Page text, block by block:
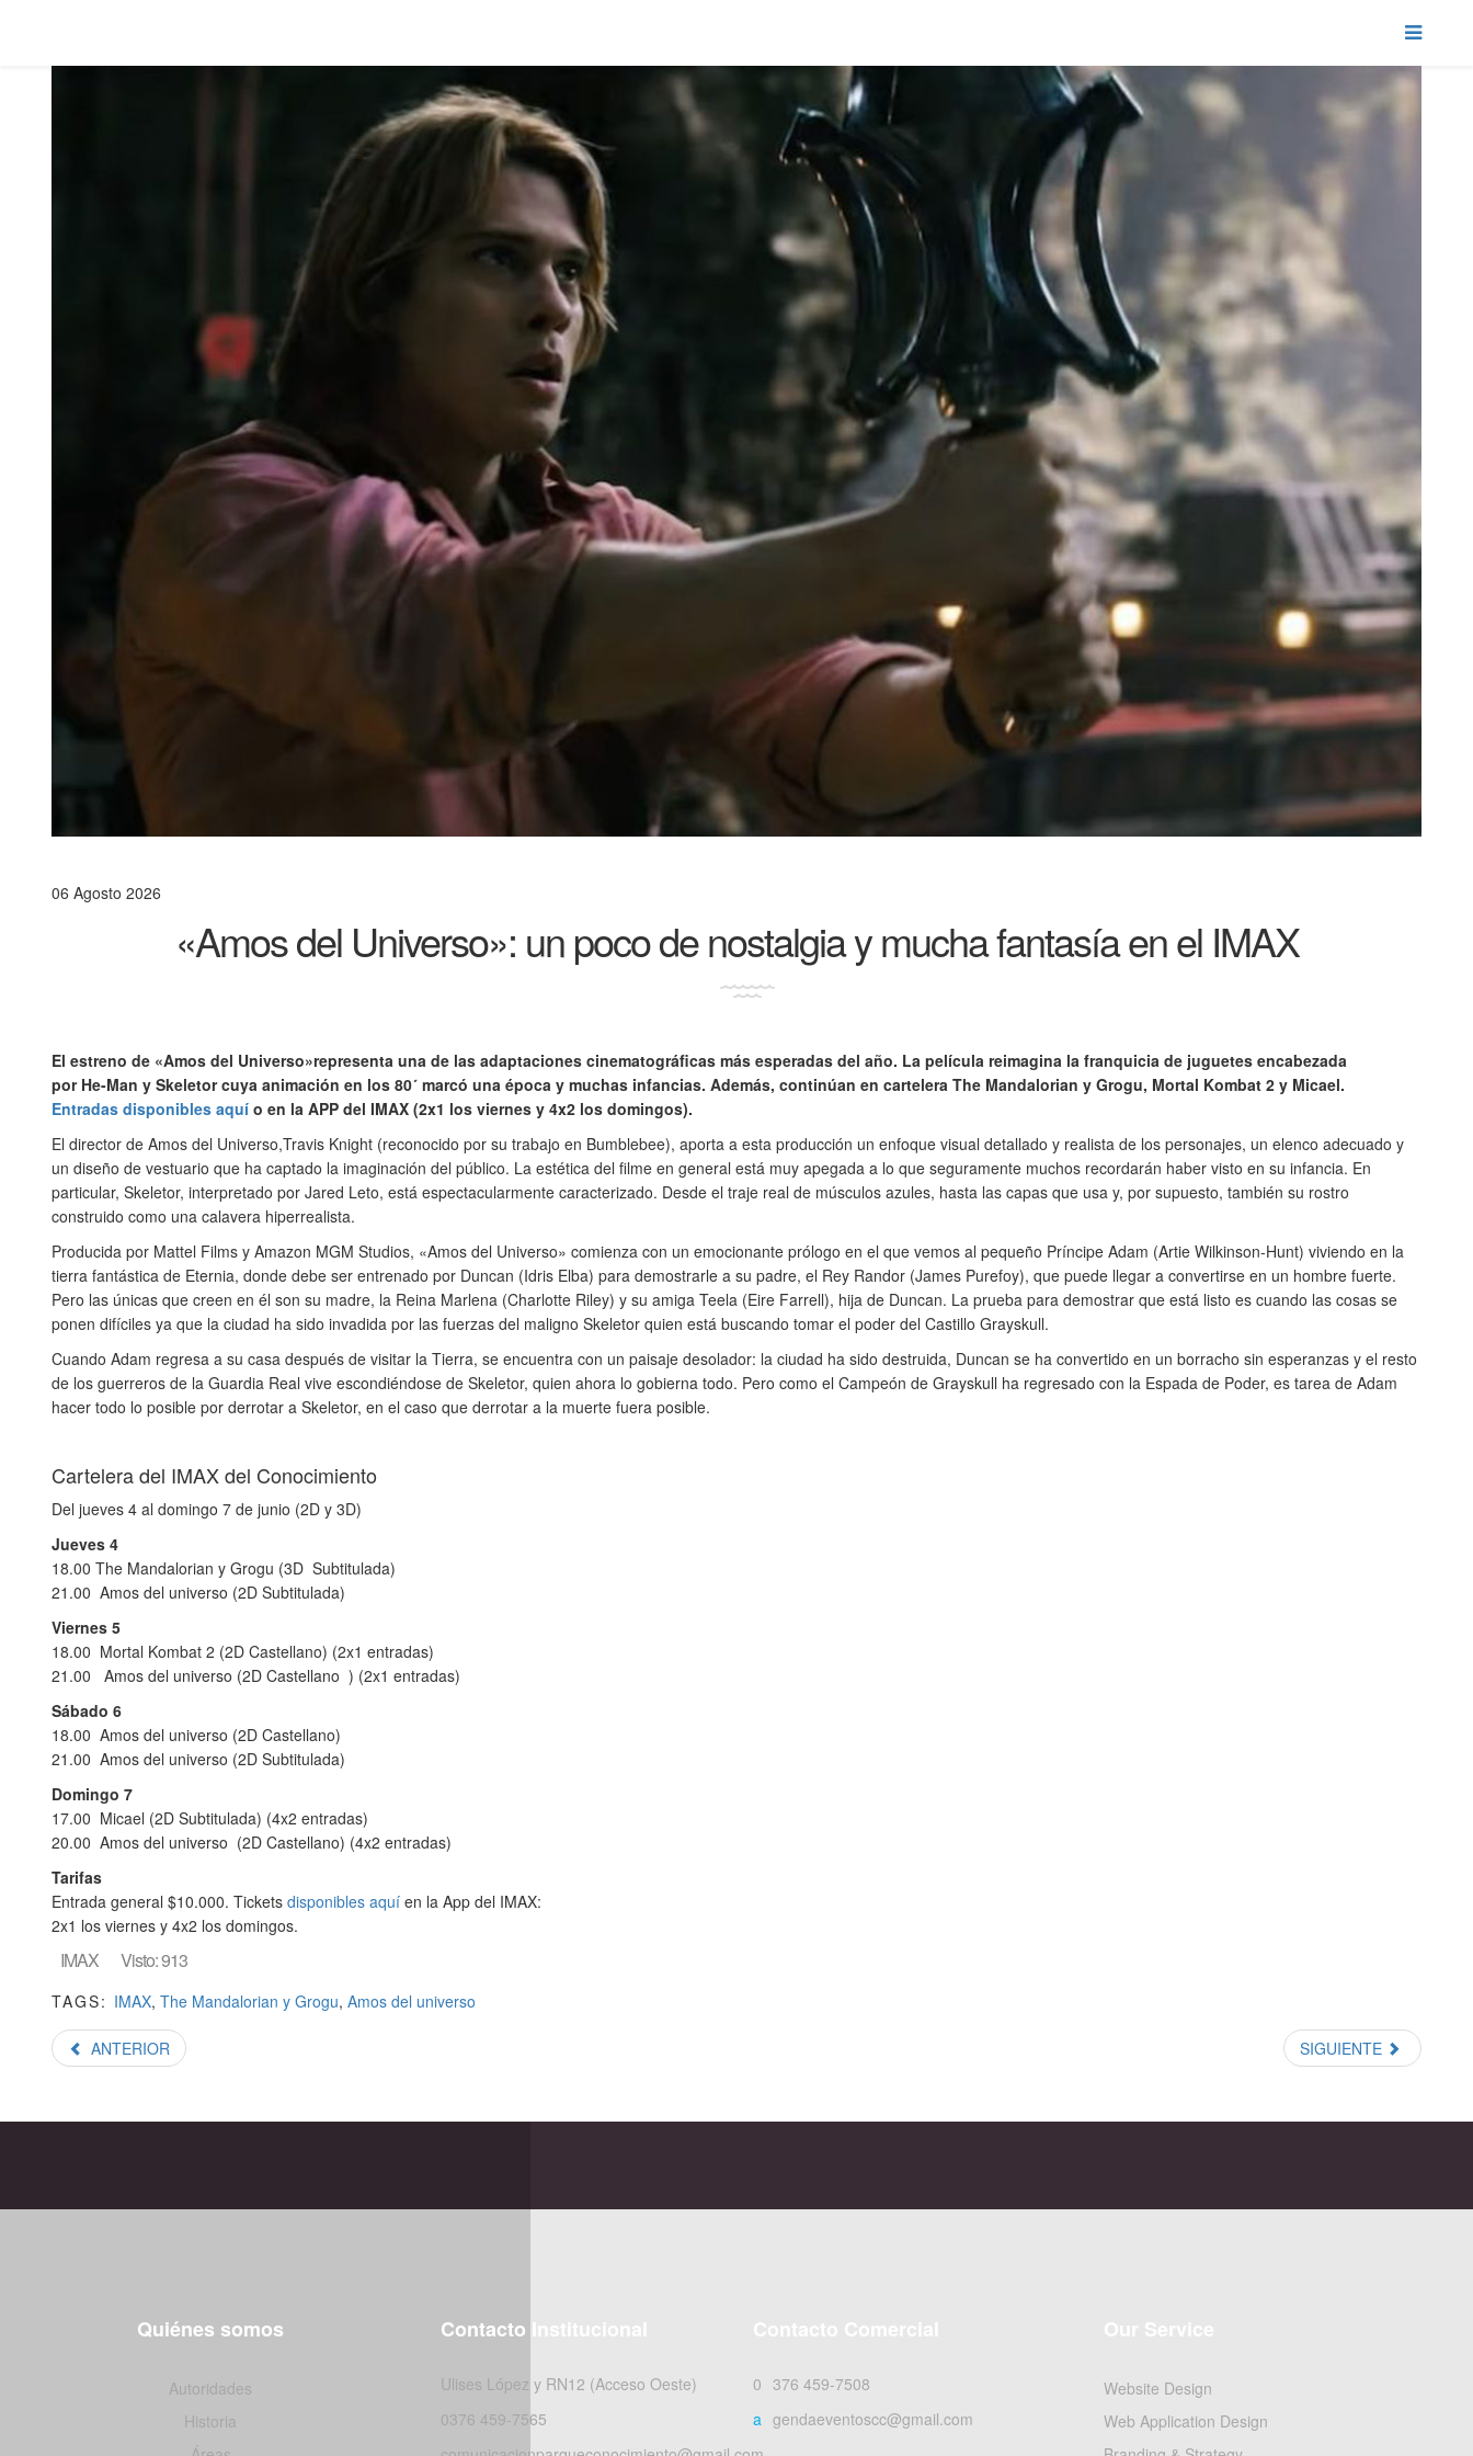
06 Agosto 2026
«Amos del Universo»: un poco de nostalgia y mucha fantasía en el IMAX
El estreno de «Amos del Universo»representa una de las adaptaciones cinematográficas más esperadas del año. La película reimagina la franquicia de juguetes encabezada
por He-Man y Skeletor cuya animación en los 80´ marcó una época y muchas infancias. Además, continúan en cartelera The Mandalorian y Grogu, Mortal Kombat 2 y Micael.
Entradas disponibles aquí o en la APP del IMAX (2x1 los viernes y 4x2 los domingos).
El director de Amos del Universo,Travis Knight (reconocido por su trabajo en Bumblebee), aporta a esta producción un enfoque visual detallado y realista de los personajes, un elenco adecuado y
un diseño de vestuario que ha captado la imaginación del público. La estética del filme en general está muy apegada a lo que seguramente muchos recordarán haber visto en su infancia. En
particular, Skeletor, interpretado por Jared Leto, está espectacularmente caracterizado. Desde el traje real de músculos azules, hasta las capas que usa y, por supuesto, también su rostro
construido como una calavera hiperrealista.
Producida por Mattel Films y Amazon MGM Studios, «Amos del Universo» comienza con un emocionante prólogo en el que vemos al pequeño Príncipe Adam (Artie Wilkinson-Hunt) viviendo en la
tierra fantástica de Eternia, donde debe ser entrenado por Duncan (Idris Elba) para demostrarle a su padre, el Rey Randor (James Purefoy), que puede llegar a convertirse en un hombre fuerte.
Pero las únicas que creen en él son su madre, la Reina Marlena (Charlotte Riley) y su amiga Teela (Eire Farrell), hija de Duncan. La prueba para demostrar que está listo es cuando las cosas se
ponen difíciles ya que la ciudad ha sido invadida por las fuerzas del maligno Skeletor quien está buscando tomar el poder del Castillo Grayskull.
Cuando Adam regresa a su casa después de visitar la Tierra, se encuentra con un paisaje desolador: la ciudad ha sido destruida, Duncan se ha convertido en un borracho sin esperanzas y el resto
de los guerreros de la Guardia Real vive escondiéndose de Skeletor, quien ahora lo gobierna todo. Pero como el Campeón de Grayskull ha regresado con la Espada de Poder, es tarea de Adam
hacer todo lo posible por derrotar a Skeletor, en el caso que derrotar a la muerte fuera posible.
Cartelera del IMAX del Conocimiento
Del jueves 4 al domingo 7 de junio (2D y 3D)
Jueves 4
18.00 The Mandalorian y Grogu (3D Subtitulada)
21.00 Amos del universo (2D Subtitulada)
Viernes 5
18.00 Mortal Kombat 2 (2D Castellano) (2x1 entradas)
21.00 Amos del universo (2D Castellano ) (2x1 entradas)
Sábado 6
18.00 Amos del universo (2D Castellano)
21.00 Amos del universo (2D Subtitulada)
Domingo 7
17.00 Micael (2D Subtitulada) (4x2 entradas)
20.00 Amos del universo (2D Castellano) (4x2 entradas)
Tarifas
Entrada general $10.000. Tickets disponibles aquí en la App del IMAX:
2x1 los viernes y 4x2 los domingos.
IMAX Visto: 913
TAGS: IMAX, The Mandalorian y Grogu, Amos del universo
ANTERIOR SIGUIENTE
Quiénes somos
Autoridades
Historia
Contacto Institucional
Ulises López y RN12 (Acceso Oeste)
0376 459-7565
0376 459-7508
agendaeventoscc@gmail.com
Website Design
Web Application Design